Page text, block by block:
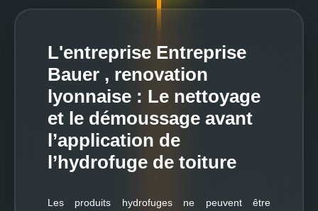
L'entreprise Entreprise
Bauer , renovation
lyonnaise : Le nettoyage
et le démoussage avant
l’application de
l’hydrofuge de toiture
Les produits hydrofuges ne peuvent être